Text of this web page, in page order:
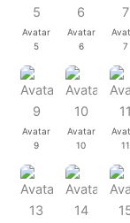
Avatar
5
Avatar
6
7
Avatar
9
Avatar
10
11